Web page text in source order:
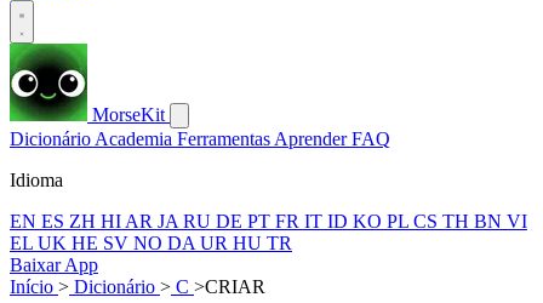
MorseKit
Dicionário Academia Ferramentas AprenderFAQ
Idioma
EN ES ZH HI AR JA RU DE PT FR IT ID KO PL CS TH BN VI
EL UK HE SV NO DA UR HU TR
Baixar App
Início > Dicionário > C >CRIAR